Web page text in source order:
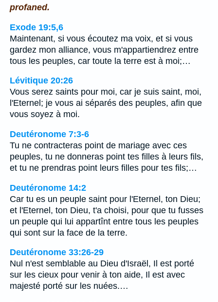
profaned.
Exode 19:5,6
Maintenant, si vous écoutez ma voix, et si vous
gardez mon alliance, vous m'appartiendrez entre
tous les peuples, car toute la terre est à moi;…
Lévitique 20:26
Vous serez saints pour moi, car je suis saint, moi,
l'Eternel; je vous ai séparés des peuples, afin que
vous soyez à moi.
Deutéronome 7:3-6
Tu ne contracteras point de mariage avec ces
peuples, tu ne donneras point tes filles à leurs fils,
et tu ne prendras point leurs filles pour tes fils;…
Deutéronome 14:2
Car tu es un peuple saint pour l'Eternel, ton Dieu;
et l'Eternel, ton Dieu, t'a choisi, pour que tu fusses
un peuple qui lui appartînt entre tous les peuples
qui sont sur la face de la terre.
Deutéronome 33:26-29
Nul n'est semblable au Dieu d'Israël, Il est porté
sur les cieux pour venir à ton aide, Il est avec
majesté porté sur les nuées.…